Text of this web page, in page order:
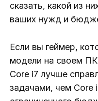
сказать, какой из
ваших нужд и
Если вы геймер,
модели на своем
Core i7 лучше
задачами, чем Core